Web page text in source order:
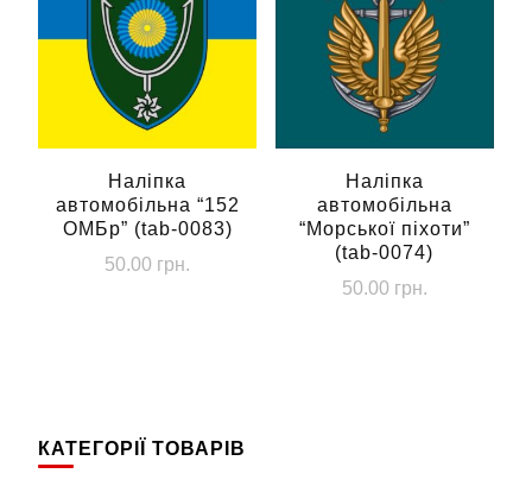
варіантів.
Параметри
можна
вибрати
на
сторінці
товару
Наліпка
автомобільна “152
ОМБр” (tab-0083)
50.00 грн.
Наліпка
автомобільна
“Морської піхоти”
(tab-0074)
50.00 грн.
КАТЕГОРІЇ ТОВАРІВ